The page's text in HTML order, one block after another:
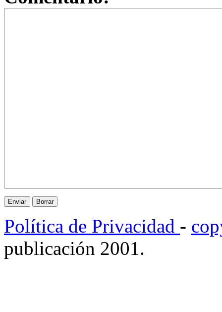
Política de Privacidad -
publicación 2001.